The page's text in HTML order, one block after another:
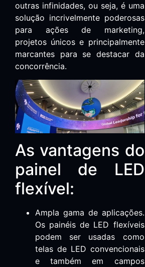
outras infinidades, ou seja, é uma
solução incrivelmente poderosas
para ações de marketing,
projetos únicos e principalmente
marcantes para se destacar da
concorrência.
As vantagens do
painel de LED
flexível:
Ampla gama de aplicações.
Os painéis de LED flexíveis
podem ser usadas como
telas de LED convencionais
e também em campos